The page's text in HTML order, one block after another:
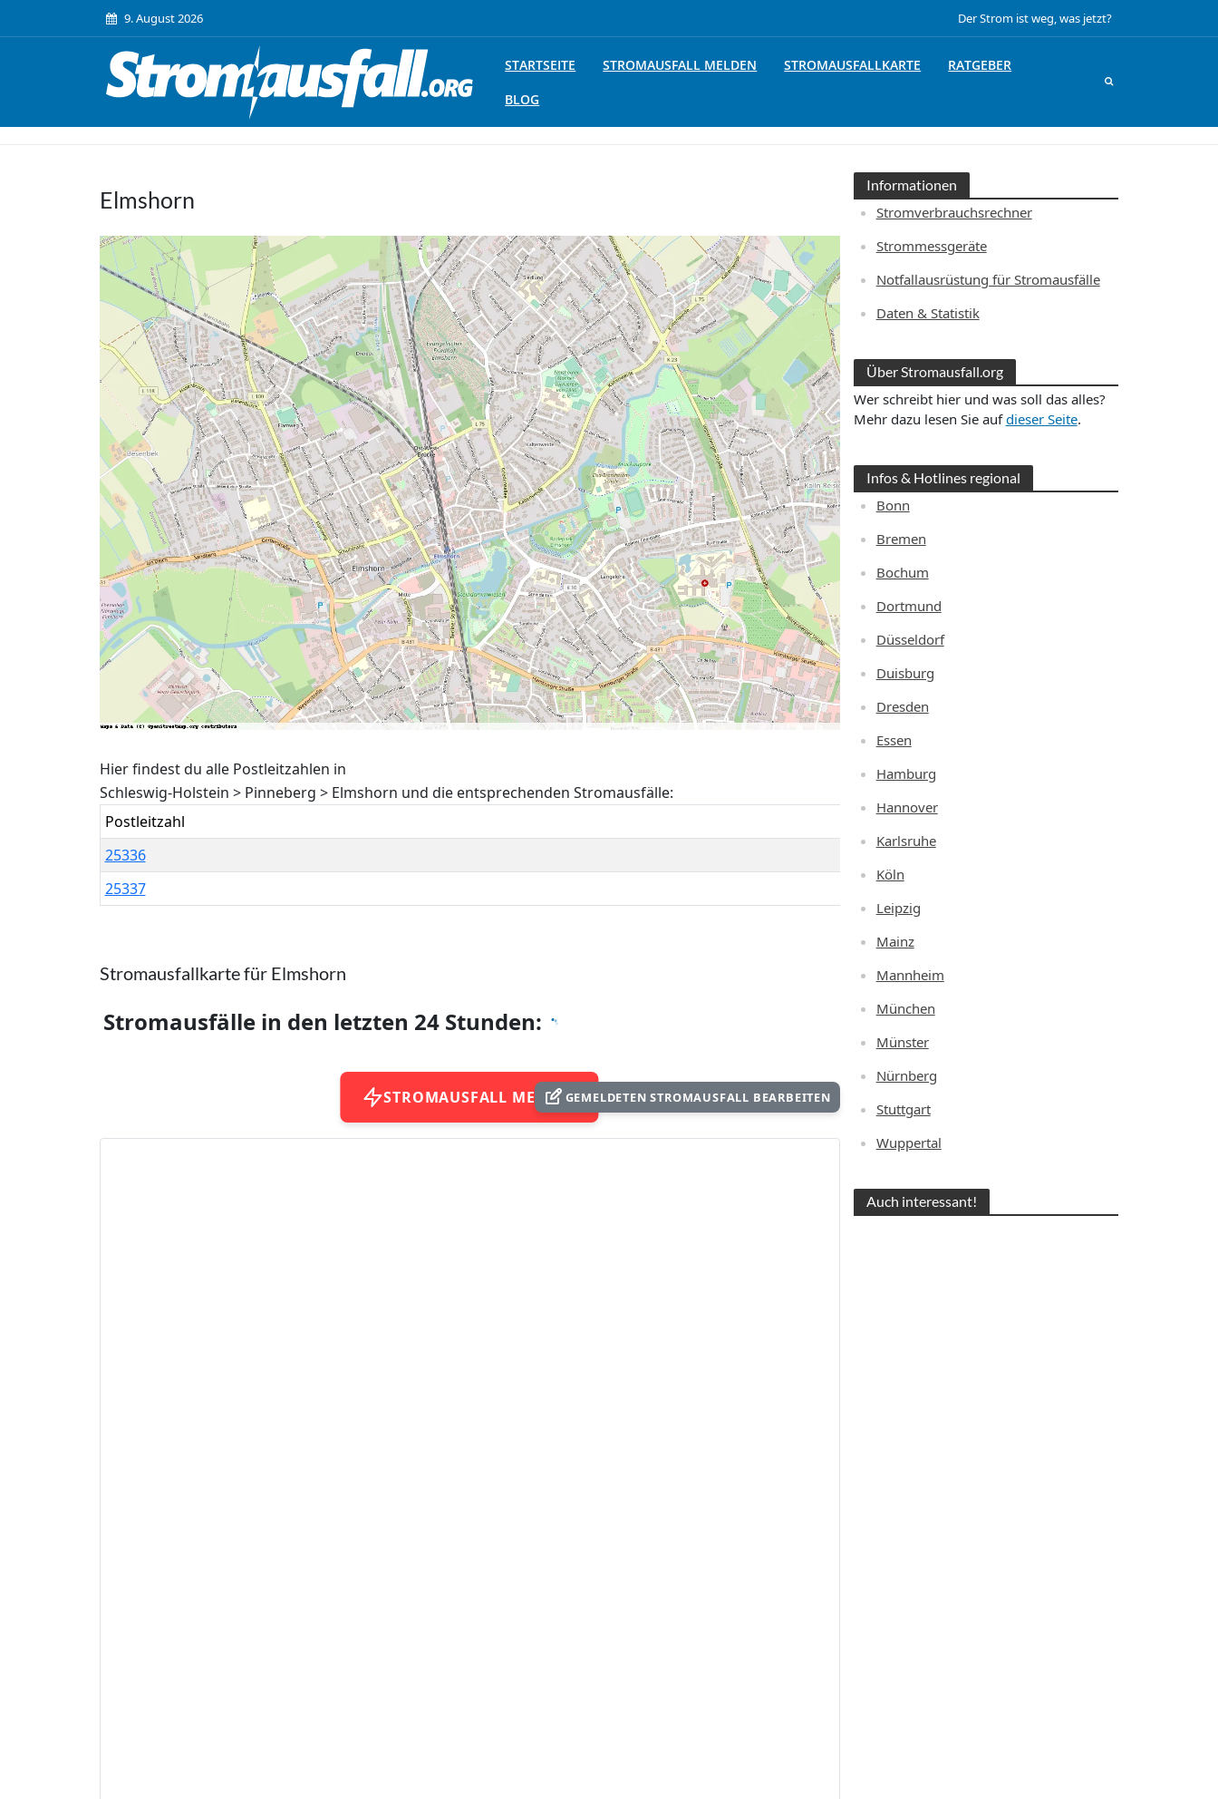
9. August 2026 Der Strom ist weg, was jetzt?
STARTSEITE STROMAUSFALL MELDEN STROMAUSFALLKARTE
RATGEBER
BLOG
Elmshorn
Hier findest du alle Postleitzahlen in
Schleswig-Holstein > Pinneberg > Elmshorn und die entsprechenden Stromausfälle:
Postleitzahl
25336
25337
Stromausfallkarte für Elmshorn
Stromausfälle in den letzten 24 Stunden:
STROMAUSFALL MELDENGEMELDETEN STROMAUSFALL BEARBEITEN
Informationen
Stromverbrauchsrechner
Strommessgeräte
Notfallausrüstung für Stromausfälle
Daten & Statistik
Über Stromausfall.org
Wer schreibt hier und was soll das alles?
Mehr dazu lesen Sie aufdieser Seite.
Infos & Hotlines regional
Bonn
Bremen
Bochum
Dortmund
Düsseldorf
Duisburg
Dresden
Essen
Hamburg
Hannover
Karlsruhe
Köln
Leipzig
Mainz
Mannheim
München
Münster
Nürnberg
Stuttgart
Wuppertal
Auch interessant!